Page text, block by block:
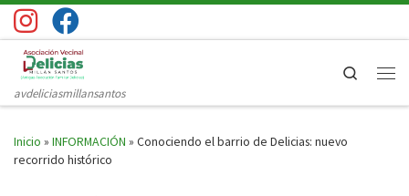
Saltar al contenido
avdeliciasmillansantos
Search
Inicio » INFORMACIÓN » Conociendo el barrio de Delicias: nuevo
recorrido histórico